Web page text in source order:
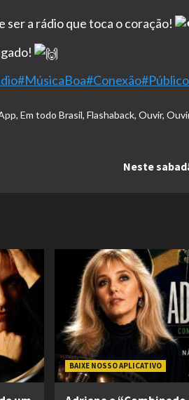
ser a rádio que toca o coração!
#MúsicaBoa#Conexão
, Em todo Brasil, Flashaback, Ouvir,
Neste
BAIXE NOSSO APLICATIVO